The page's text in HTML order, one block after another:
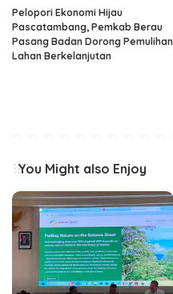
Pelopori Ekonomi Hijau
Pascatambang, Pemkab Berau
Pasang Badan Dorong Pemulihan
Lahan Berkelanjutan
You Might also Enjoy